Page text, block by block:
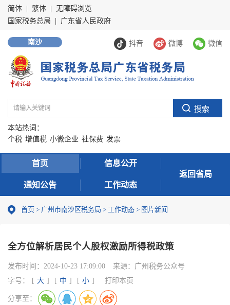
简体 繁体
无障碍浏览
国家税务总局
广东省人民政府
抖音 微博 微信
南沙
本站热词：
个税 增值税 小微企业 社保费 发票
首页 信息公开
通知公告 工作动态
返回省局
首页 > 广州市南沙区税务局 > 工作动态 > 图片新闻
全方位解析居民个人股权激励所得税政策
发布时间： 2024-10-23 17:09:00 来源： 广州税务公众号
字号：
[ 大 ] [ 中 ] [ 小 ] 打印本页
分享至：